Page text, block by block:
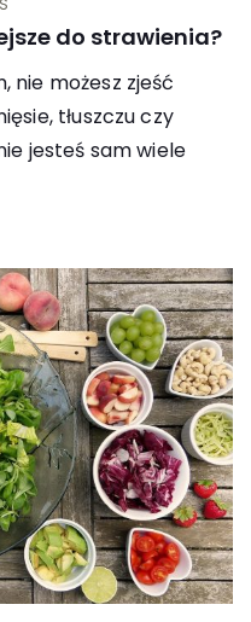
do strawienia?
nie możesz zjeść
tłuszczu czy
jesteś sam wiele